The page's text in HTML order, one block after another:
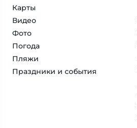
Карты
Видео
Фото
Погода
Пляжи
Праздники и события